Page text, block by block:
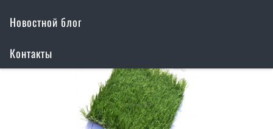
Новостной блог
Контакты